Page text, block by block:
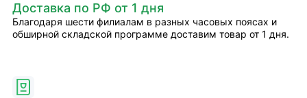
Доставка по РФ от 1 дня
Благодаря шести филиалам в разных часовых поясах и
обширной складской программе доставим товар от 1 дня.